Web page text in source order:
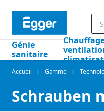
Génie
sanitaire
Accueil Gamme
Schrauben